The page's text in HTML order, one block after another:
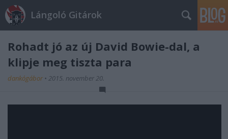
Lángoló Gitárok
Rohadt jó az új David Bowie-dal, a
klipje meg tiszta para
dankógábor • 2015. november 20.